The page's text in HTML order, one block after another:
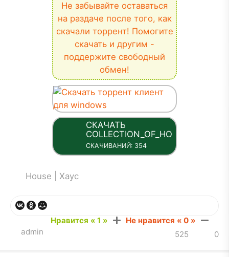
Не забывайте оставаться
на раздаче после того, как
скачали торрент! Помогите
скачать и другим -
поддержите свободный
обмен!
СКАЧАТЬ
ТОРРЕНТ
СКАЧИВАНИЙ: 354
Название файла: Collection_Of_House_Styles_31_Compiled_by_.torrent
House | Хаус
Нравится « 1 » Не нравится « 0 »
admin
0
525